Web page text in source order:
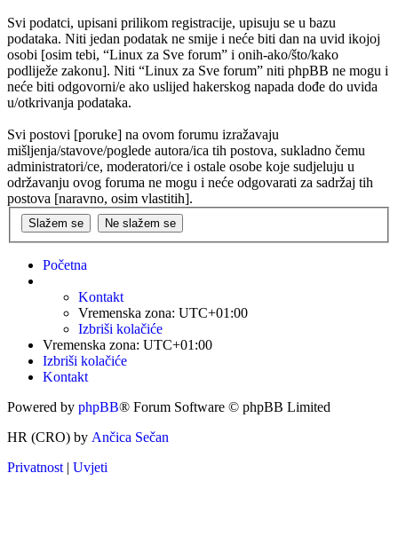
Svi podatci, upisani prilikom registracije, upisuju se u bazu
podataka. Niti jedan podatak ne smije i neće biti dan na uvid ikojoj
osobi [osim tebi, “Linux za Sve forum” i onih-ako/što/kako
podliježe zakonu]. Niti “Linux za Sve forum” niti phpBB ne mogu i
neće biti odgovorni/e ako uslijed hakerskog napada dođe do uvida
u/otkrivanja podataka.
Svi postovi [poruke] na ovom forumu izražavaju
mišljenja/stavove/poglede autora/ica tih postova, sukladno čemu
administratori/ce, moderatori/ce i ostale osobe koje sudjeluju u
održavanju ovog foruma ne mogu i neće odgovarati za sadržaj tih
postova [naravno, osim vlastitih].
Početna
Kontakt
Vremenska zona: UTC+01:00
Izbriši kolačiće
Vremenska zona: UTC+01:00
Izbriši kolačiće
Kontakt
Powered by phpBB® Forum Software © phpBB Limited
HR (CRO) by Ančica Sečan
Privatnost | Uvjeti